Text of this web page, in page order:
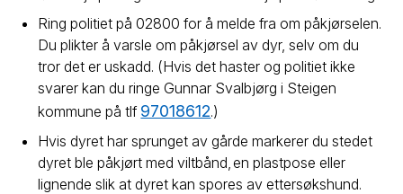
Ring politiet på 02800 for å melde fra om påkjørselen.
Du plikter å varsle om påkjørsel av dyr, selv om du
tror det er uskadd. (Hvis det haster og politiet ikke
svarer kan du ringe Gunnar Svalbjørg i Steigen
kommune på tlf 97018612.)
Hvis dyret har sprunget av gårde markerer du stedet
dyret ble påkjørt med viltbånd, en plastpose eller
lignende slik at dyret kan spores av ettersøkshund.